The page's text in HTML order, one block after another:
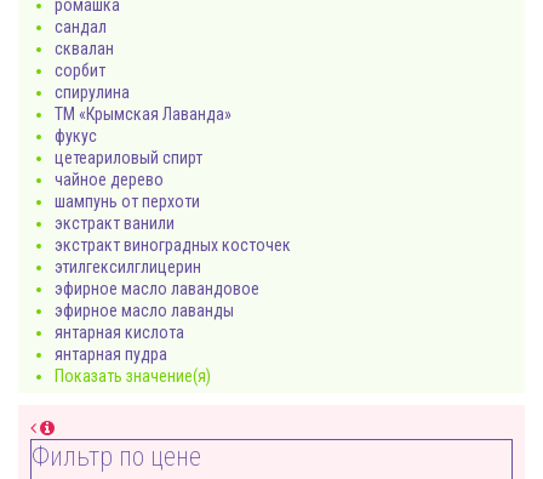
ромашка
сандал
сквалан
сорбит
спирулина
ТМ «Крымская Лаванда»
фукус
цетеариловый спирт
чайное дерево
шампунь от перхоти
экстракт ванили
экстракт виноградных косточек
этилгексилглицерин
эфирное масло лавандовое
эфирное масло лаванды
янтарная кислота
янтарная пудра
Показать значение(я)
Фильтр по цене